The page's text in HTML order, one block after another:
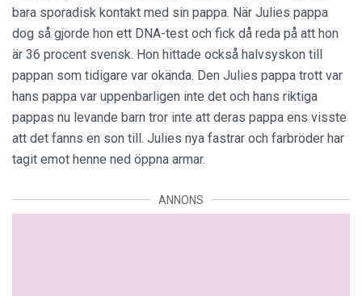
bara sporadisk kontakt med sin pappa. När Julies pappa
dog så gjorde hon ett DNA-test och fick då reda på att hon
är 36 procent svensk. Hon hittade också halvsyskon till
pappan som tidigare var okända. Den Julies pappa trott var
hans pappa var uppenbarligen inte det och hans riktiga
pappas nu levande barn tror inte att deras pappa ens visste
att det fanns en son till. Julies nya fastrar och farbröder har
tagit emot henne ned öppna armar.
ANNONS